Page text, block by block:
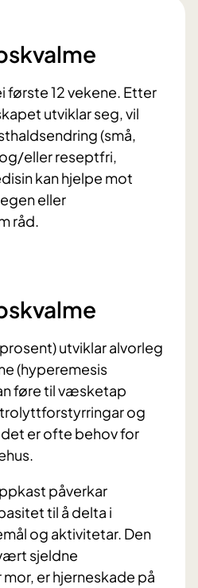
første 12 vekene. Etter
utviklar seg, vil
(små,
eller reseptfri,
kan hjelpe mot
eller
råd.
utviklar alvorleg
(hyperemesis
føre til væsketap
og
er ofte behov for
påverkar
til å delta i
og aktivitetar. Den
sjeldne
er hjerneskade på